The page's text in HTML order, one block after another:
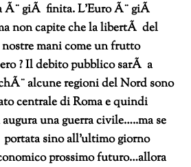
Ã¨ giÃ finita. L’Euro Ã¨ giÃ
non capite che la libertÃ del
mani come un frutto
?Il debito pubblico sarÃ a
alcune regioni del Nord sono
centrale di Roma e quindi
una guerra civile…..ma se
portata sino all’ultimo giorno
prossimo futuro…allora